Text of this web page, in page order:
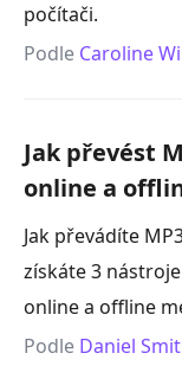
počítači.
Podle Caroline
Jak převést
online a
Jak převádíte
získáte 3
online a offline
Podle Daniel